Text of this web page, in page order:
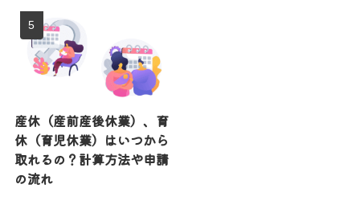
産休（産前産後休業）、育
休（育児休業）はいつから
取れるの？計算方法や申請
の流れ